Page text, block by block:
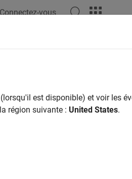
Connectez-vous
est disponible) et voir les
région suivante : United States.